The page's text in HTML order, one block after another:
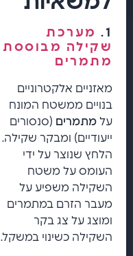
1.
מערכת
שקילה מבוססת
מתמרים
מאזניים אלקטרוניים
בנויים ממשטח המונח
על מתמרים (סנסורים
ייעודיים) ומבקר שקילה.
הלחץ שנוצר על ידי
העומס על משטח
השקילה משפיע על
מעבר הזרם במתמרים
ומוצג על צג בקר
השקילה כשינוי במשקל.